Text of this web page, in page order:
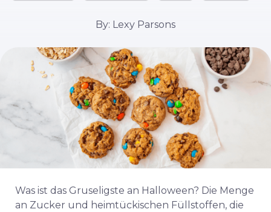
By: Lexy Parsons
Was ist das Gruseligste an Halloween? Die Menge
an Zucker und heimtückischen Füllstoffen, die